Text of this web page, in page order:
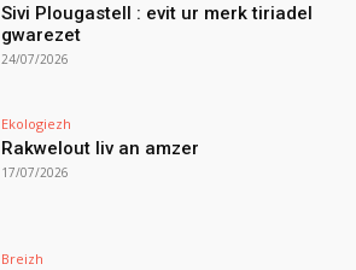
Sivi Plougastell : evit ur merk tiriadel
gwarezet
24/07/2026
Ekologiezh
Rakwelout liv an amzer
17/07/2026
Breizh